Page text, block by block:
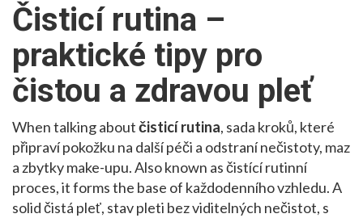
Čisticí rutina –
praktické tipy pro
čistou a zdravou pleť
When talking aboutčisticí rutina, sada kroků, které
připraví pokožku na další péči a odstraní nečistoty, maz
a zbytky make-upu. Also known asčistící rutinní
proces, it forms the base of každodenního vzhledu. A
solidčistá pleť, stav pleti bez viditelných nečistot, s